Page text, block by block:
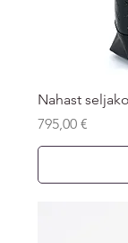
Nahast
Price
795,00 €